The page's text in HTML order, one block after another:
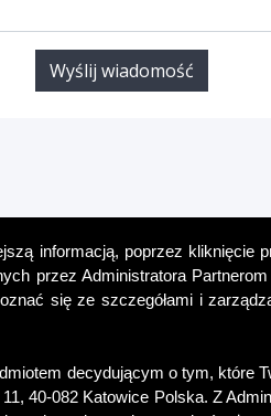
Wyślij wiadomość
informacją, poprzez kliknięcie
przez Administratora
się ze szczegółami i
decydującym o tym, które
40-082 Katowice Polska. Z